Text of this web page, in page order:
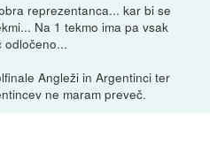
reprezentanca... kar bi se
Na 1 tekmo ima pa vsak
odločeno...
Angleži in Argentinci ter
ne maram preveč.